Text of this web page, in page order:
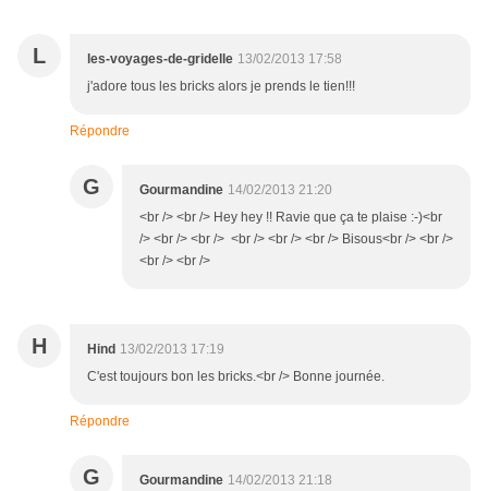
L les-voyages-de-gridelle 13/02/2013 17:58
j'adore tous les bricks alors je prends le tien!!!
Répondre
G Gourmandine 14/02/2013 21:20
<br /> <br /> Hey hey !! Ravie que ça te plaise :-)<br
/> <br /> <br /> <br /> <br /> <br /> Bisous<br /> <br />
<br /> <br />
H Hind 13/02/2013 17:19
C'est toujours bon les bricks.<br /> Bonne journée.
Répondre
G Gourmandine 14/02/2013 21:18